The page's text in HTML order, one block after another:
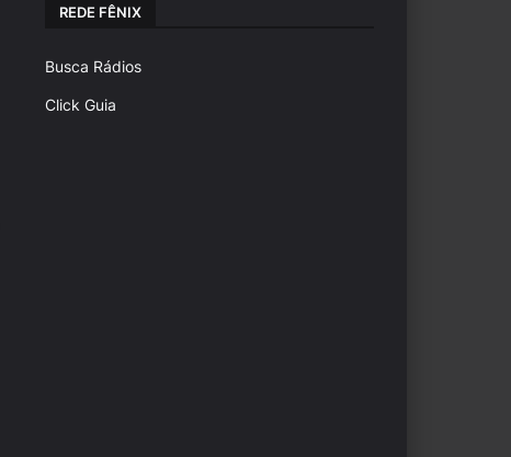
REDE FÊNIX
Busca Rádios
Click Guia